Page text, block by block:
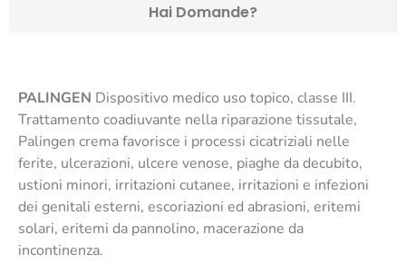
Hai Domande?
PALINGEN Dispositivo medico uso topico, classe III.
Trattamento coadiuvante nella riparazione tissutale,
Palingen crema favorisce i processi cicatriziali nelle
ferite, ulcerazioni, ulcere venose, piaghe da decubito,
ustioni minori, irritazioni cutanee, irritazioni e infezioni
dei genitali esterni, escoriazioni ed abrasioni, eritemi
solari, eritemi da pannolino, macerazione da
incontinenza.